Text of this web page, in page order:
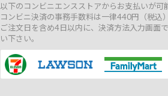
以下のコンビニエンスストアからお支払いが可
コンビニ決済の事務手数料は一律440円（税込
ご注文日を含め4日以内に、決済方法入力画面
い下さい。